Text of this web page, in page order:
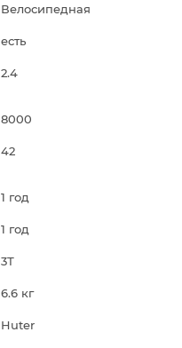
Велосипедная
есть
2.4
8000
42
1 год
1 год
3Т
6.6 кг
Huter